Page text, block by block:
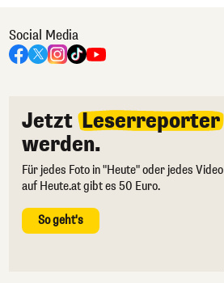
Social Media
Jetzt Leserreporter
werden.
Für jedes Foto in "Heute" oder jedes Video
auf Heute.at gibt es 50 Euro.
So geht's